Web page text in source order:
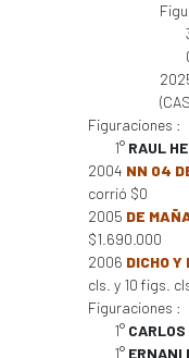
Figuraciones :
1° RAUL
2004 NN 04
corrió $0
2005 DE
$1.690.000
2006 DICHO Y
cls. y 10 figs.
Figuraciones :
1°
1° ERNANI